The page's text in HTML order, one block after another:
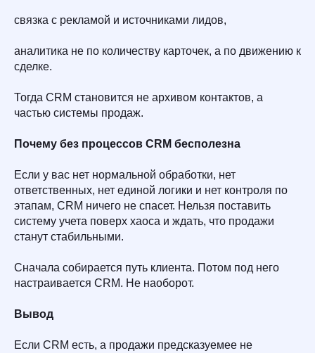
связка с рекламой и источниками лидов,
аналитика не по количеству карточек, а по движению к
сделке.
Тогда CRM становится не архивом контактов, а
частью системы продаж.
Почему без процессов CRM бесполезна
Если у вас нет нормальной обработки, нет
ответственных, нет единой логики и нет контроля по
этапам, CRM ничего не спасет. Нельзя поставить
систему учета поверх хаоса и ждать, что продажи
станут стабильными.
Сначала собирается путь клиента. Потом под него
настраивается CRM. Не наоборот.
Вывод
Если CRM есть, а продажи предсказуемее не